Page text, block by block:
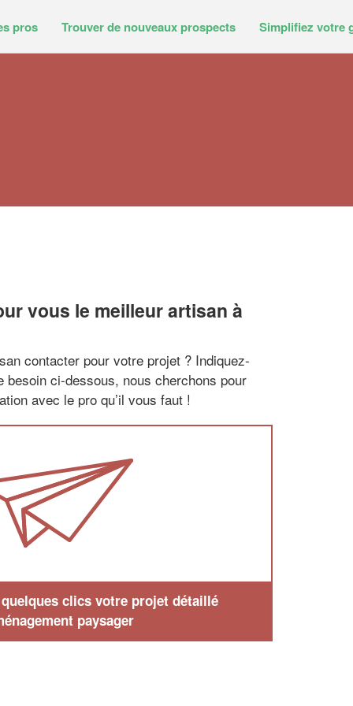
pros Trouver de nouveaux prospects Simplifiez votre
vous le meilleur artisan à
contacter pour votre projet ? Indiquez-
besoin ci-dessous, nous cherchons pour
avec le pro qu’il vous faut !
clics votre projet détaillé
paysager